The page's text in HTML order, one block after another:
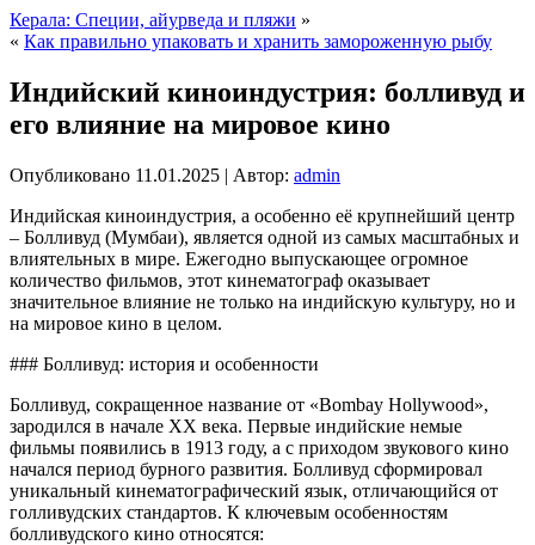
Керала: Специи, айурведа и пляжи »
« Как правильно упаковать и хранить замороженную рыбу
Индийский киноиндустрия: болливуд и
его влияние на мировое кино
Опубликовано 11.01.2025 | Автор: admin
Индийская киноиндустрия, а особенно её крупнейший центр
– Болливуд (Мумбаи), является одной из самых масштабных и
влиятельных в мире. Ежегодно выпускающее огромное
количество фильмов, этот кинематограф оказывает
значительное влияние не только на индийскую культуру, но и
на мировое кино в целом.
### Болливуд: история и особенности
Болливуд, сокращенное название от «Bombay Hollywood»,
зародился в начале XX века. Первые индийские немые
фильмы появились в 1913 году, а с приходом звукового кино
начался период бурного развития. Болливуд сформировал
уникальный кинематографический язык, отличающийся от
голливудских стандартов. К ключевым особенностям
болливудского кино относятся: